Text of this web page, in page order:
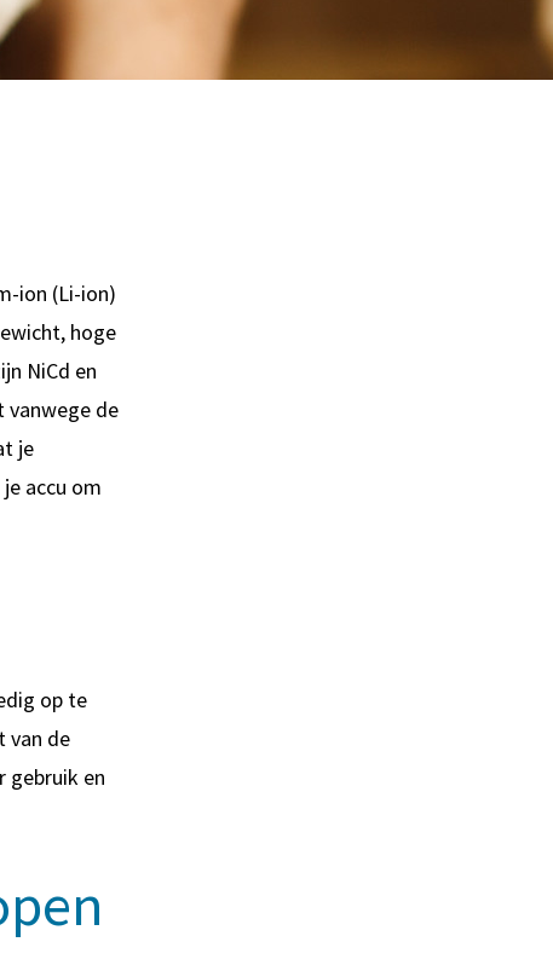
ion (Li-ion)
hoge
NiCd en
vanwege de
je
accu om
op te
van de
gebruik en